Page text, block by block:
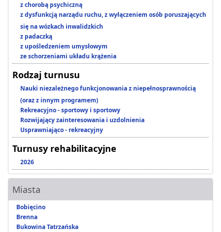
z chorobą psychiczną
z dysfunkcją narządu ruchu, z wyłączeniem osób poruszających
się na wózkach inwalidzkich
z padaczką
z upośledzeniem umysłowym
ze schorzeniami układu krążenia
Rodzaj turnusu
Nauki niezależnego funkcjonowania z niepełnosprawnością
(oraz z innym programem)
Rekreacyjno - sportowy i sportowy
Rozwijający zainteresowania i uzdolnienia
Usprawniająco - rekreacyjny
Turnusy rehabilitacyjne
2026
Miasta
Bobięcino
Brenna
Bukowina Tatrzańska